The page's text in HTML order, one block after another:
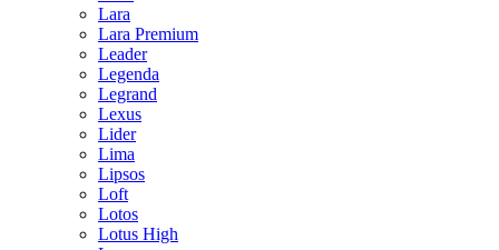
Lara
Lara Premium
Leader
Legenda
Legrand
Lexus
Lider
Lima
Lipsos
Loft
Lotos
Lotus High